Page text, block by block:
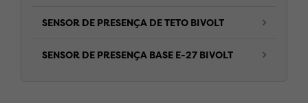
SENSOR DE PRESENÇA DE TETO BIVOLT
SENSOR DE PRESENÇA BASE E-27 BIVOLT